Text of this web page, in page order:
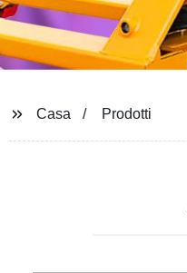
Casa Prodotti